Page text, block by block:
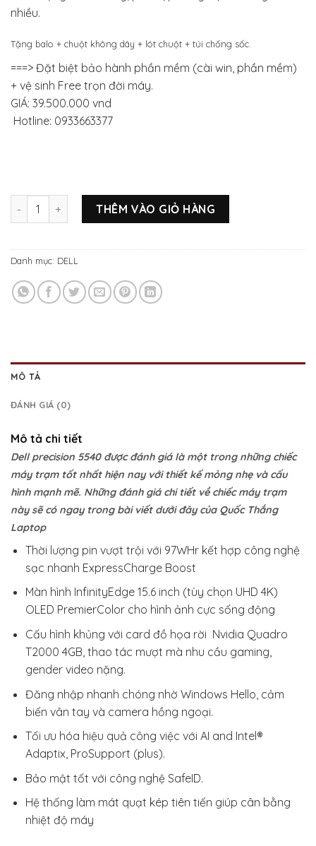
nhiều.
Tặng balo + chuột không dây + lót chuột + túi chống sốc.
===> Đặt biệt bảo hành phần mềm (cài win, phần mềm)
+ vệ sinh Free trọn đời máy.
GIÁ: 39.500.000 vnd
Hotline: 0933663377
Dell Precision 5540 i7 9850H RAM 16GB SSD 512 – 15.6″ FHD
THÊM VÀO GIỎ HÀNG
Danh mục: DELL
MÔ TẢ
ĐÁNH GIÁ (0)
Mô tả chi tiết
Dell precision 5540 được đánh giá là một trong những chiếc
máy trạm tốt nhất hiện nay với thiết kế mỏng nhẹ và cấu
hình mạnh mẽ. Những đánh giá chi tiết về chiếc máy trạm
này sẽ có ngay trong bài viết dưới đây của Quốc Thắng
Laptop
Thời lượng pin vượt trội với 97WHr kết hợp công nghệ
sạc nhanh ExpressCharge Boost
Màn hình InfinityEdge 15.6 inch (tùy chọn UHD 4K)
OLED PremierColor cho hình ảnh cực sống động
Cấu hình khủng với card đồ họa rời Nvidia Quadro
T2000 4GB, thao tác mượt mà nhu cầu gaming,
gender video nặng.
Đăng nhập nhanh chóng nhờ Windows Hello, cảm
biến vân tay và camera hồng ngoại.
Tối ưu hóa hiệu quả công việc với AI and Intel®
Adaptix, ProSupport (plus).
Bảo mật tốt với công nghệ SafeID.
Hệ thống làm mát quạt kép tiên tiến giúp cân bằng
nhiệt độ máy